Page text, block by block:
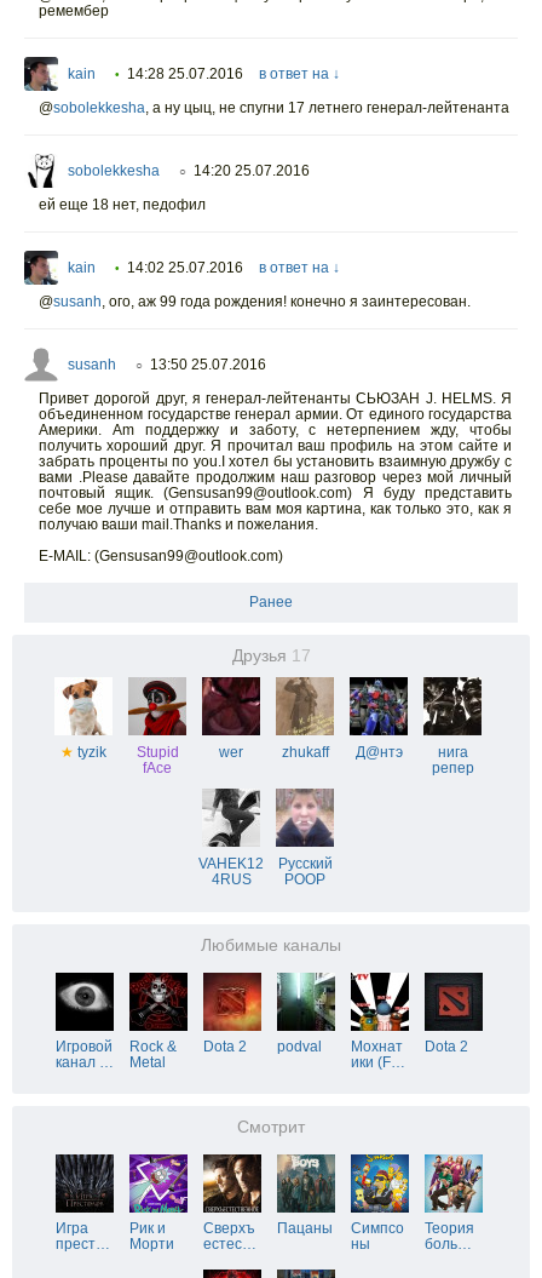
ремембер
kain • 14:28 25.07.2016
в ответ на ↓
@sobolekkesha, а ну цыц, не спугни 17 летнего генерал-лейтенанта
sobolekkesha ○ 14:20 25.07.2016
ей еще 18 нет, педофил
kain • 14:02 25.07.2016
в ответ на ↓
@susanh, ого, аж 99 года рождения! конечно я заинтересован.
susanh ○ 13:50 25.07.2016
Привет дорогой друг, я генерал-лейтенанты СЬЮЗАН J. HELMS. Я
объединенном государстве генерал армии. От единого государства
Америки. Am поддержку и заботу, с нетерпением жду, чтобы
получить хороший друг. Я прочитал ваш профиль на этом сайте и
забрать проценты по you.I хотел бы установить взаимную дружбу с
вами .Please давайте продолжим наш разговор через мой личный
почтовый ящик. (Gensusan99@outlook.com) Я буду представить
себе мое лучше и отправить вам моя картина, как только это, как я
получаю ваши mail.Thanks и пожелания.
E-MAIL: (Gensusan99@outlook.com)
Ранее
Друзья 17
★ tyzik
Stupid
fAce
wer zhukaff Д@нтэ
нига
репер
VAHEK12
4RUS
Русский
POOP
Любимые каналы
Игровой
канал …
Rock &
Metal
Dota 2 podval
Мохнат
ики (F…
Dota 2
Смотрит
Игра
прест…
Рик и
Морти
Сверхъ
естес…
Пацаны
Симпсо
ны
Теория
боль…